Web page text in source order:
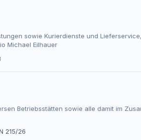
sowie Kurierdienste und
Michael Eilhauer
Betriebsstätten sowie alle damit im
215/26